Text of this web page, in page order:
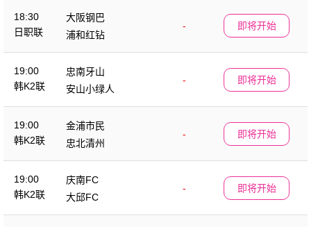
18:30
日职联
大阪钢巴
-
浦和红钻
即将开始
19:00
韩K2联
忠南牙山
-
安山小绿人
即将开始
19:00
韩K2联
金浦市民
-
忠北清州
即将开始
19:00
韩K2联
庆南FC
-
大邱FC
即将开始